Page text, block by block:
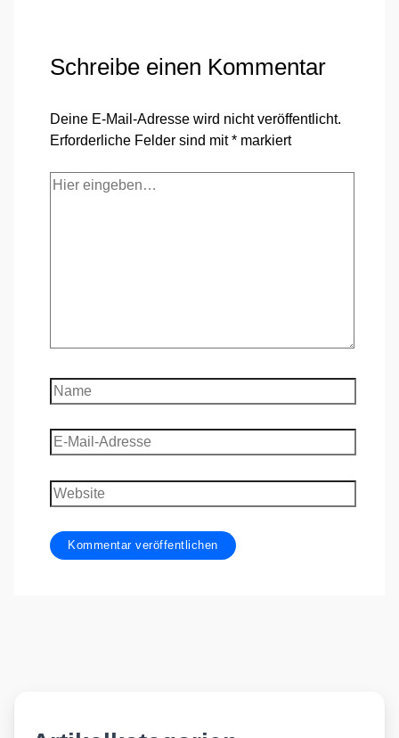
Schreibe einen Kommentar
Deine E-Mail-Adresse wird nicht veröffentlicht.
Erforderliche Felder sind mit* markiert
Hier
Name
E-
Mail-
Adresse
Website